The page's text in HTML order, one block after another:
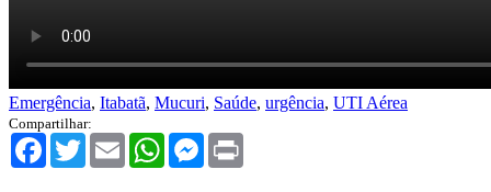
Emergência, Itabatã, Mucuri, Saúde, urgência, UTI Aérea
Compartilhar:
Facebook
TwitterEmail WhatsAppMessenger